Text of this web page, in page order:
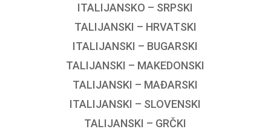
ITALIJANSKO – SRPSKI
TALIJANSKI – HRVATSKI
ITALIJANSKI – BUGARSKI
TALIJANSKI – MAKEDONSKI
TALIJANSKI – MAĐARSKI
ITALIJANSKI – SLOVENSKI
TALIJANSKI – GRČKI